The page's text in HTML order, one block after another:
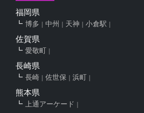
福岡県
博多 中州 天神 小倉駅
佐賀県
愛敬町
長崎県
長崎 佐世保 浜町
熊本県
上通アーケード